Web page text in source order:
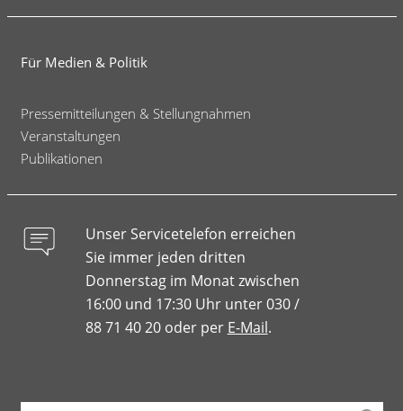
Für Medien & Politik
Pressemitteilungen & Stellungnahmen
Veranstaltungen
Publikationen
Unser Servicetelefon erreichen
Sie immer jeden dritten
Donnerstag im Monat zwischen
16:00 und 17:30 Uhr unter 030 /
88 71 40 20 oder per E-Mail.